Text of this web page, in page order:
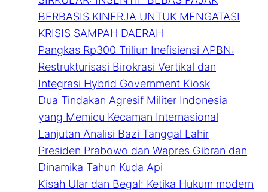
BERBASIS KINERJA UNTUK MENGATASI
KRISIS SAMPAH DAERAH
Pangkas Rp300 Triliun Inefisiensi APBN:
Restrukturisasi Birokrasi Vertikal dan
Integrasi Hybrid Government Kiosk
Dua Tindakan Agresif Militer Indonesia
yang Memicu Kecaman Internasional
Lanjutan Analisi Bazi Tanggal Lahir
Presiden Prabowo dan Wapres Gibran dan
Dinamika Tahun Kuda Api
Kisah Ular dan Begal: Ketika Hukum modern